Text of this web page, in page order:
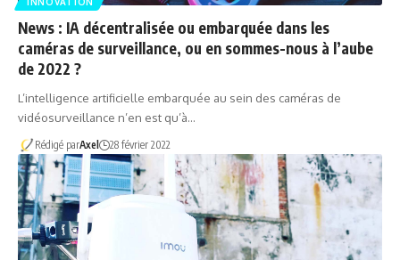
News : IA décentralisée ou embarquée dans les
caméras de surveillance, ou en sommes-nous à l’aube
de 2022 ?
L’intelligence artificielle embarquée au sein des caméras de
vidéosurveillance n’en est qu’à…
Rédigé parAxel 28 février 2022